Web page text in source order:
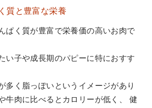
質と豊富な栄養
ぱく質が豊富で栄養価の高いお肉で
い子や成長期のパピーに特におすす
多く脂っぽいというイメージがあり
牛肉に比べるとカロリーが低く、 健